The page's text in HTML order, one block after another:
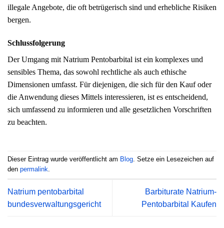
illegale Angebote, die oft betrügerisch sind und erhebliche Risiken
bergen.
Schlussfolgerung
Der Umgang mit Natrium Pentobarbital ist ein komplexes und
sensibles Thema, das sowohl rechtliche als auch ethische
Dimensionen umfasst. Für diejenigen, die sich für den Kauf oder
die Anwendung dieses Mittels interessieren, ist es entscheidend,
sich umfassend zu informieren und alle gesetzlichen Vorschriften
zu beachten.
Dieser Eintrag wurde veröffentlicht am Blog. Setze ein Lesezeichen auf
den permalink.
Natrium pentobarbital
bundesverwaltungsgericht
Barbiturate Natrium-
Pentobarbital Kaufen